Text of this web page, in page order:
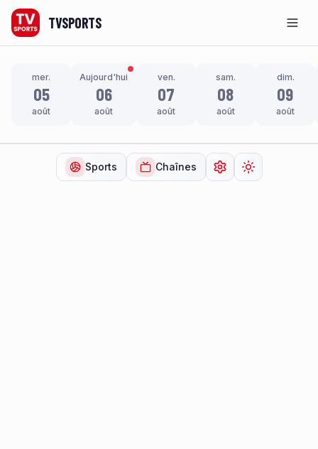
TVSPORTS
mer.
05
août
Aujourd'hui
06
août
ven.
07
août
sam.
08
août
dim.
09
août
Sports Chaînes Ouvrir lesChanger de